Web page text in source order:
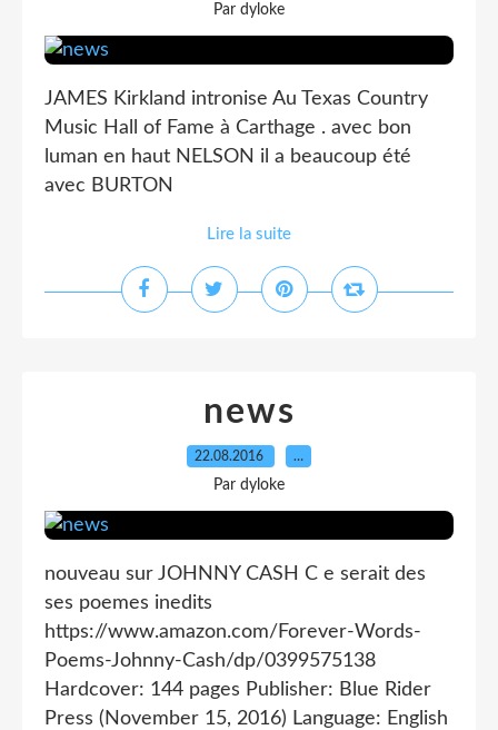
Par dyloke
JAMES Kirkland intronise Au Texas Country
Music Hall of Fame à Carthage . avec bon
luman en haut NELSON il a beaucoup été
avec BURTON
Lire la suite
news
22.08.2016 …
Par dyloke
nouveau sur JOHNNY CASH C e serait des
ses poemes inedits
https://www.amazon.com/Forever-Words-
Poems-Johnny-Cash/dp/0399575138
Hardcover: 144 pages Publisher: Blue Rider
Press (November 15, 2016) Language: English